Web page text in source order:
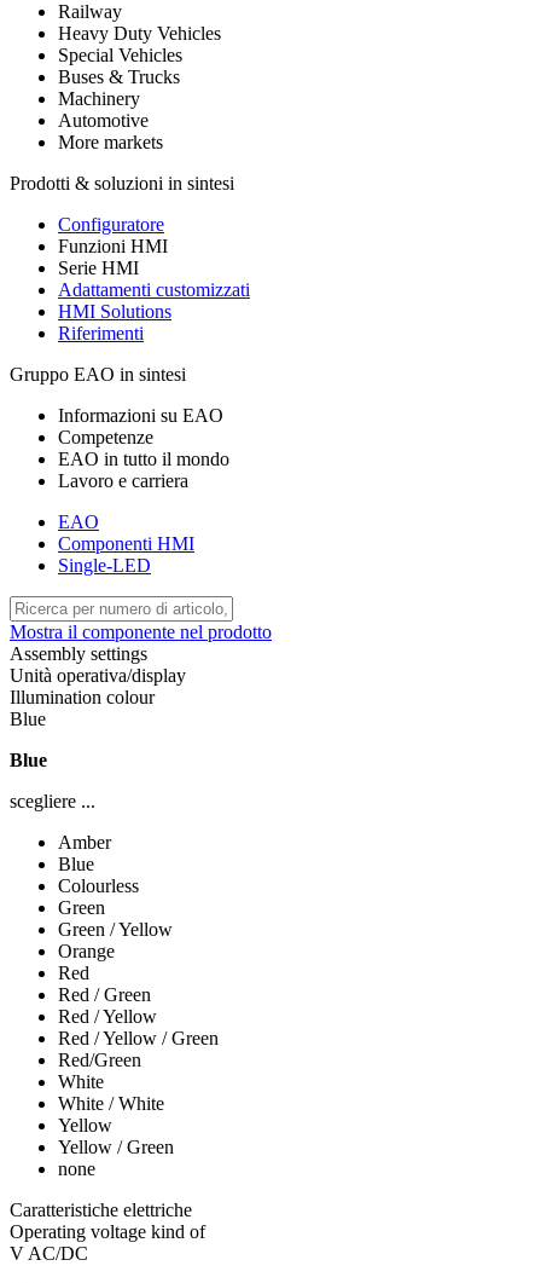
Railway
Heavy Duty Vehicles
Special Vehicles
Buses & Trucks
Machinery
Automotive
More markets
Prodotti & soluzioni in sintesi
Configuratore
Funzioni HMI
Serie HMI
Adattamenti customizzati
HMI Solutions
Riferimenti
Gruppo EAO in sintesi
Informazioni su EAO
Competenze
EAO in tutto il mondo
Lavoro e carriera
EAO
Componenti HMI
Single-LED
Mostra il componente nel prodotto
Assembly settings
Unità operativa/display
Illumination colour
Blue
Blue
scegliere ...
Amber
Blue
Colourless
Green
Green / Yellow
Orange
Red
Red / Green
Red / Yellow
Red / Yellow / Green
Red/Green
White
White / White
Yellow
Yellow / Green
none
Caratteristiche elettriche
Operating voltage kind of
V AC/DC